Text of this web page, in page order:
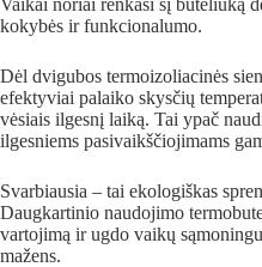
kokybės ir funkcionalumo.
Dėl dvigubos termoizoliacinės
efektyviai palaiko skysčių
vėsiais ilgesnį laiką. Tai ypač
ilgesniems pasivaikščiojimams
Svarbiausia – tai ekologiškas
Daugkartinio naudojimo
vartojimą ir ugdo vaikų
mažens.